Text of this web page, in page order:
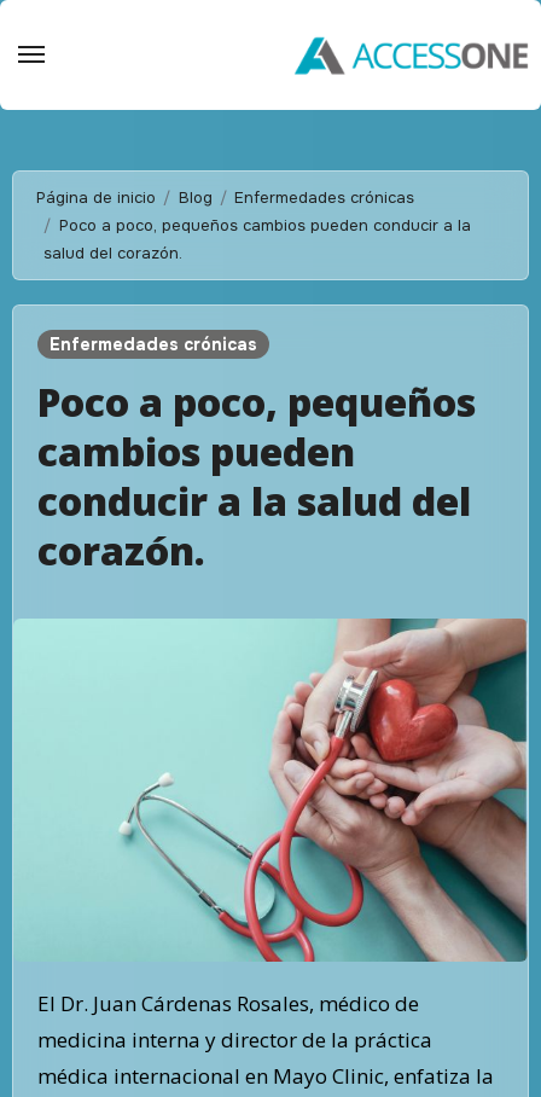
Página de inicio Blog
Enfermedades crónicas
Poco a poco, pequeños cambios pueden conducir a la
salud del corazón.
Enfermedades crónicas
Poco a poco, pequeños
cambios pueden
conducir a la salud del
corazón.
El Dr. Juan Cárdenas Rosales, médico de
medicina interna y director de la práctica
médica internacional en Mayo Clinic, enfatiza la